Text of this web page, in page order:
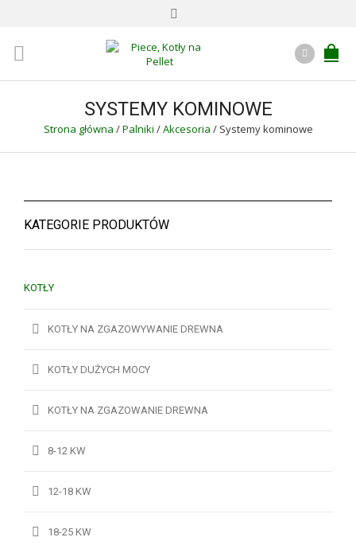
SYSTEMY KOMINOWE
Strona główna /Palniki /Akcesoria /Systemy kominowe
KATEGORIE PRODUKTÓW
KOTŁY
KOTŁY NA ZGAZOWYWANIE DREWNA
KOTŁY DUŻYCH MOCY
KOTŁY NA ZGAZOWANIE DREWNA
8-12 KW
12-18 KW
18-25 KW